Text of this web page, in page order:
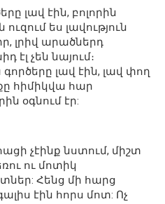
լավ էին, բոլորին
ուզում ես լավություն
լրիվ արածներդ
էլ չեն նայում։
լավ էին, լավ փող
հիմիկվա հար
օգնում էր:
չէինք նստում, միշտ
ու մոտիկ
Հենց մի հարց
էին հորս մոտ: Ոչ